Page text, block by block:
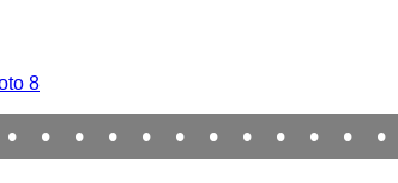
• • • • • • • • • • • •